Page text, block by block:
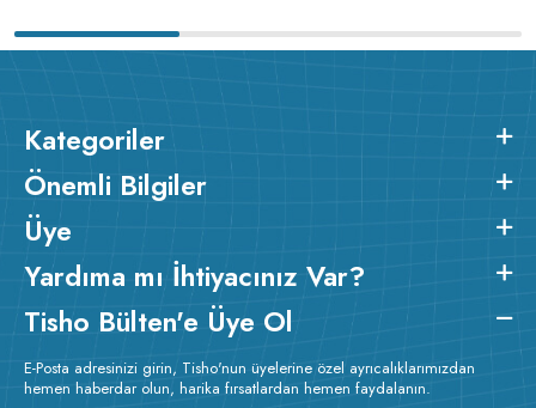
Kategoriler
Önemli Bilgiler
Üye
Yardıma mı İhtiyacınız Var?
Tisho Bülten'e Üye Ol
E-Posta adresinizi girin, Tisho'nun üyelerine özel ayrıcalıklarımızdan
hemen haberdar olun, harika fırsatlardan hemen faydalanın.